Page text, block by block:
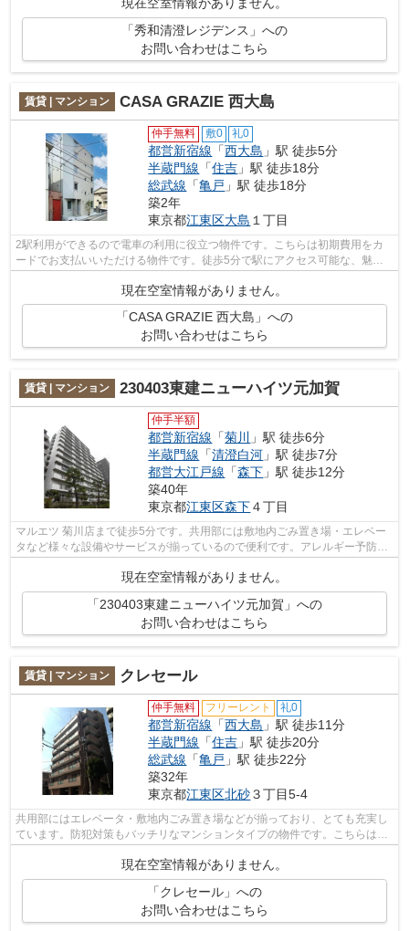
「秀和清澄レジデンス」への
お問い合わせはこちら
賃貸 | マンション CASA GRAZIE 西大島
仲手無料 敷0 礼0
都営新宿線 「西大島 」駅 徒歩5分
半蔵門線 「住吉 」駅 徒歩18分
総武線 「亀戸 」駅 徒歩18分
築2年
東京都江東区大島 １丁目
2駅利用ができるので電車の利用に役立つ物件です。こちらは初期費用をカ
ードでお支払いいただける物件です。徒歩5分で駅にアクセス可能な、魅力
的な駅近物件です。地域のゴミ捨て場ま...
現在空室情報がありません。
「CASA GRAZIE 西大島」への
お問い合わせはこちら
賃貸 | マンション 230403東建ニューハイツ元加賀
仲手半額
都営新宿線 「菊川
」駅 徒歩6分
半蔵門線 「清澄白河 」駅 徒歩7分
都営大江戸線 「森下 」駅 徒歩12分
築40年
東京都江東区森下４丁目
マルエツ 菊川店まで徒歩5分です。共用部には敷地内ごみ置き場・エレベー
タなど様々な設備やサービスが揃っているので便利です。アレルギー予防に
現在空室情報がありません。
「230403東建ニューハイツ元加賀」への
お問い合わせはこちら
賃貸 | マンション クレセール
仲手無料 フリーレント 礼0
都営新宿線 「西大島 」駅 徒歩11分
半蔵門線 「住吉 」駅 徒歩20分
総武線 「亀戸 」駅 徒歩22分
築32年
東京都江東区北砂３丁目5-4
共用部にはエレベータ・敷地内ごみ置き場などが揃っており、とても充実し
ています。防犯対策もバッチリなマンションタイプの物件です。こちらは初
期費用をカードでお支払いいただける...
現在空室情報がありません。
「クレセール」への
お問い合わせはこちら